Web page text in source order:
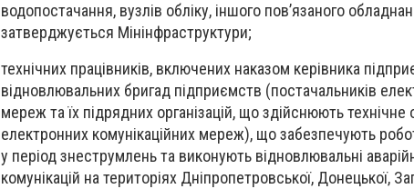
водопостачання, вузлів обліку, іншого пов’язаного
затверджується Мінінфраструктури;
технічних працівників, включених наказом керівника
відновлювальних бригад підприємств (постачальників
мереж та їх підрядних організацій, що здійснюють
електронних комунікаційних мереж), що забезпечують
у період знеструмлень та виконують відновлювальні
комунікацій на територіях Дніпропетровської, Донецької,